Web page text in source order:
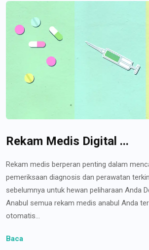
Rekam Medis Digital ...
Rekam medis berperan penting dalam
pemeriksaan diagnosis dan perawatan
sebelumnya untuk hewan peliharaan Anda
Anabul semua rekam medis anabul Anda
otomatis...
Baca